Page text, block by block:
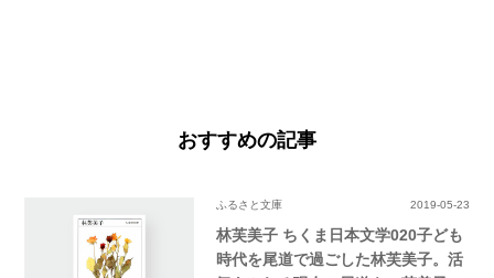
おすすめの記事
ふるさと文庫 2019-05-23
林芙美子 ちくま日本文学020子ども
時代を尾道で過ごした林芙美子。活